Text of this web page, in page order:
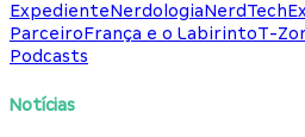
ExpedienteNerdologiaNerdTech
ParceiroFrança e o LabirintoT-
Podcasts
Notícias